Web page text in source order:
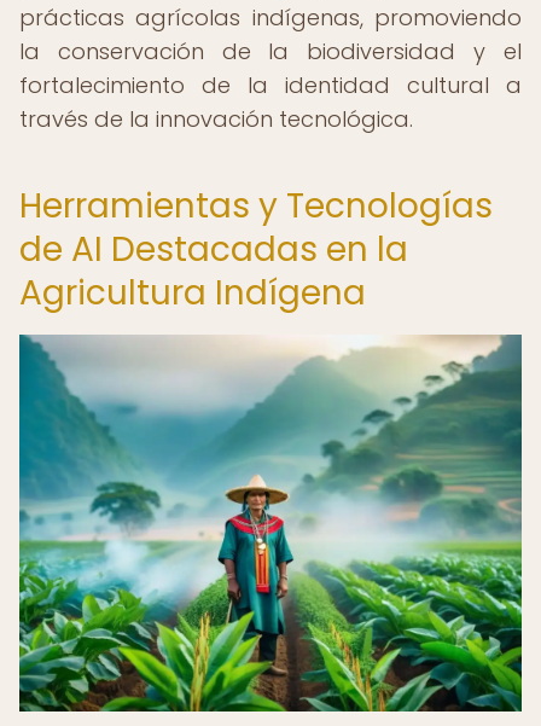
prácticas agrícolas indígenas, promoviendo
la conservación de la biodiversidad y el
fortalecimiento de la identidad cultural a
través de la innovación tecnológica.
Herramientas y Tecnologías
de AI Destacadas en la
Agricultura Indígena